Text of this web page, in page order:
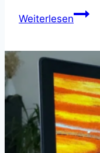
Weiterlesen